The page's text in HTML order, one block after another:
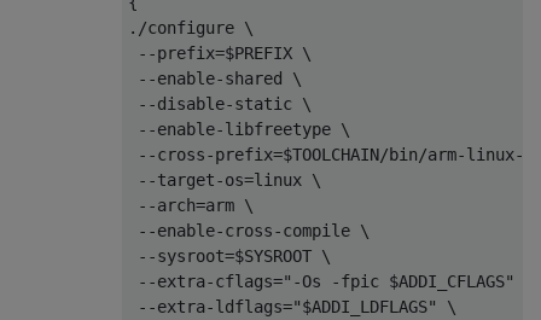
./configure \
--prefix=$PREFIX \
--enable-shared \
--disable-static \
--enable-libfreetype \
--cross-prefix=$TOOLCHAIN/bin/arm-linux-
--target-os=linux \
--arch=arm \
--enable-cross-compile \
--sysroot=$SYSROOT \
--extra-cflags="-Os -fpic $ADDI_CFLAGS" \
--extra-ldflags="$ADDI_LDFLAGS" \